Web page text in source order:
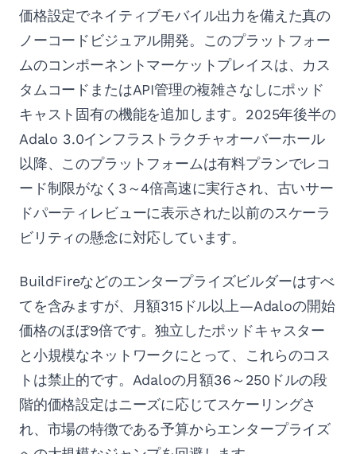
価格設定でネイティブモバイル出力を備えた真の
ノーコードビジュアル開発。このプラットフォー
ムのコンポーネントマーケットプレイスは、カス
タムコードまたはAPI管理の複雑さなしにポッド
キャスト固有の機能を追加します。2025年後半の
Adalo 3.0インフラストラクチャオーバーホール
以降、このプラットフォームは有料プランでレコ
ード制限がなく3～4倍高速に実行され、古いサー
ドパーティレビューに表示された以前のスケーラ
ビリティの懸念に対応しています。
BuildFireなどのエンタープライズビルダーはすべ
てを含みますが、月額315ドル以上—Adaloの開始
価格のほぼ9倍です。独立したポッドキャスター
と小規模なネットワークにとって、これらのコス
トは禁止的です。Adaloの月額36～250ドルの段
階的価格設定はニーズに応じてスケーリングさ
れ、市場の特徴である予算からエンタープライズ